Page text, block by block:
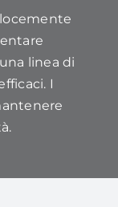
linea di
I